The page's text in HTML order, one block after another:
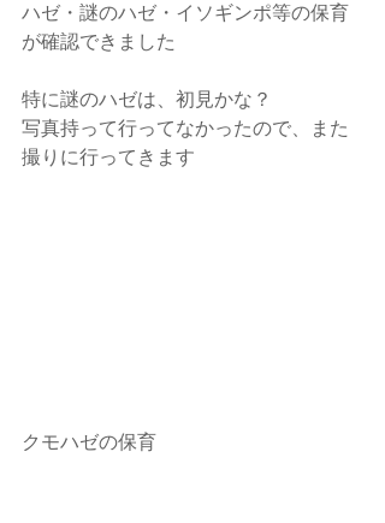
ハゼ・謎のハゼ・イソギンポ等の保育
が確認できました
特に謎のハゼは、初見かな？
写真持って行ってなかったので、また
撮りに行ってきます
クモハゼの保育